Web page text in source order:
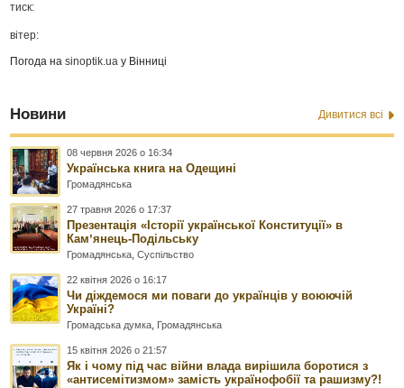
тиск:
вітер:
Погода наsinoptik.ua у Вінниці
Новини Дивитися всі
08 червня 2026 о 16:34
Українська книга на Одещині
Громадянська
27 травня 2026 о 17:37
Презентація «Історії української Конституції» в
Камʼянець-Подільську
Громадянська ,Суспільство
22 квітня 2026 о 16:17
Чи діждемося ми поваги до українців у воюючій
Україні?
Громадська думка Громадянська
15 квітня 2026 о 21:57
Як і чому під час війни влада вирішила боротися з
«антисемітизмом» замість українофобії та рашизму?!